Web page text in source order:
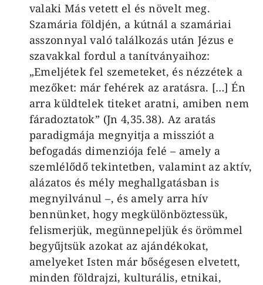
valaki Más vetett el és növelt meg.
Szamária földjén, a kútnál a szamáriai
asszonnyal való találkozás után Jézus e
szavakkal fordul a tanítványaihoz:
„Emeljétek fel szemeteket, és nézzétek a
mezőket: már fehérek az aratásra. […] Én
arra küldtelek titeket aratni, amiben nem
fáradoztatok” (Jn 4,35.38). Az aratás
paradigmája megnyitja a missziót a
befogadás dimenziója felé – amely a
szemlélődő tekintetben, valamint az aktív,
alázatos és mély meghallgatásban is
megnyilvánul –, és amely arra hív
bennünket, hogy megkülönböztessük,
felismerjük, megünnepeljük és örömmel
begyűjtsük azokat az ajándékokat,
amelyeket Isten már bőségesen elvetett,
minden földrajzi, kulturális, etnikai,